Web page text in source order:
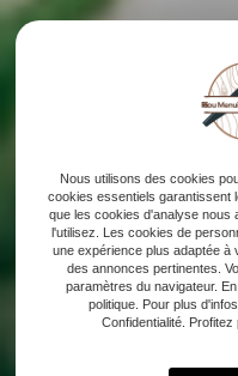
Nous utilisons des cookies
cookies essentiels garantissent
que les cookies d'analyse nous
l'utilisez. Les cookies de
une expérience plus adaptée
des annonces pertinentes.
paramètres du navigateur.
politique. Pour plus
Confidentialité.